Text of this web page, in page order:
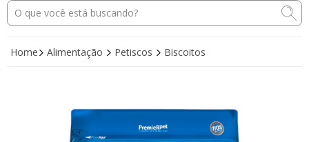
Home Alimentação Petiscos Biscoitos